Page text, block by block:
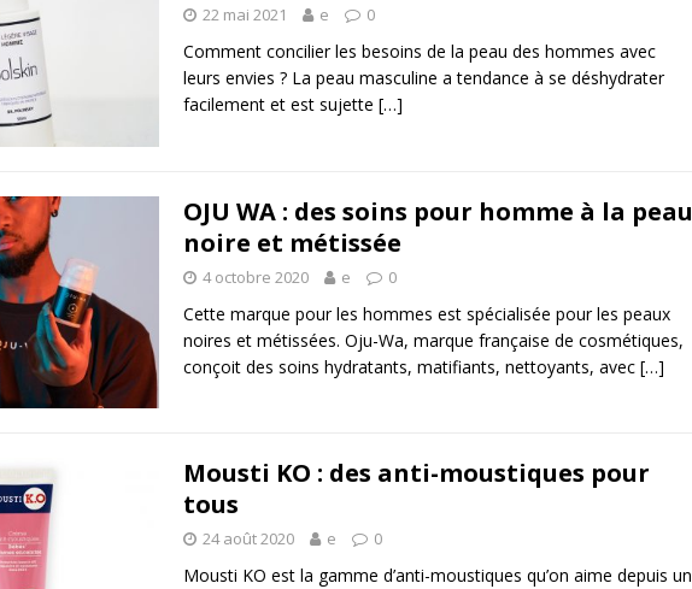
22 mai 2021 e 0
Comment concilier les besoins de la peau des hommes avec
leurs envies ? La peau masculine a tendance à se déshydrater
facilement et est sujette […]
OJU WA : des soins pour homme à la peau
noire et métissée
4 octobre 2020 e 0
Cette marque pour les hommes est spécialisée pour les peaux
noires et métissées. Oju-Wa, marque française de cosmétiques,
conçoit des soins hydratants, matifiants, nettoyants, avec […]
Mousti KO : des anti-moustiques pour
tous
24 août 2020 e 0
Mousti KO est la gamme d’anti-moustiques qu’on aime depuis un